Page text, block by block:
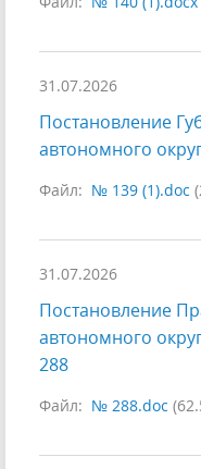
31.07.2026
Постановление
автономного
Файл: № 139 (1).doc
31.07.2026
Постановление
автономного
288
Файл: № 288.doc